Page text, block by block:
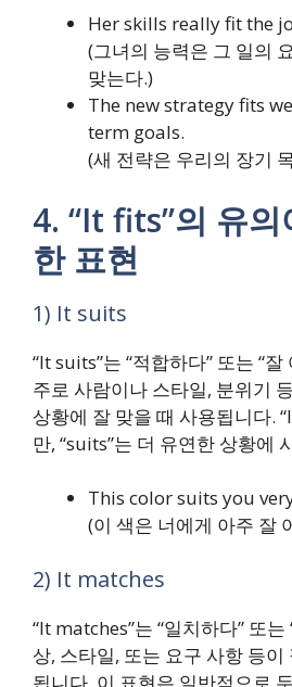
Her skills really fit the
(그녀의 능력은 그 일의
맞는다.)
The new strategy fits
term goals.
(새 전략은 우리의 장기
4. “It fits”의 유의
한 표현
1) It suits
“It suits”는 “적합하다” 또는 “
주로 사람이나 스타일, 분위기
상황에 잘 맞을 때 사용됩니다.
만, “suits”는 더 유연한 상황에
This color suits you
(이 색은 너에게 아주 잘
2) It matches
“It matches”는 “일치하다” 또는
상, 스타일, 또는 요구 사항 등
됩니다. 이 표현은 일반적으로